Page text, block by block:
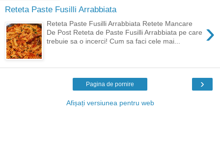
Reteta Paste Fusilli Arrabbiata
›
Reteta Paste Fusilli Arrabbiata Retete Mancare
De Post Reteta de Paste Fusilli Arrabbiata pe care
trebuie sa o incerci! Cum sa faci cele mai...
›
Pagina de pornire
Afișați versiunea pentru web